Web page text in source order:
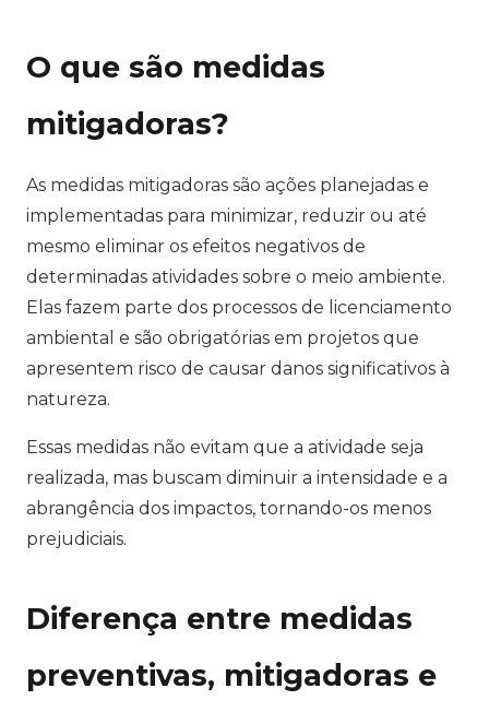
O que são medidas
mitigadoras?
As medidas mitigadoras são ações planejadas e
implementadas para minimizar, reduzir ou até
mesmo eliminar os efeitos negativos de
determinadas atividades sobre o meio ambiente.
Elas fazem parte dos processos de licenciamento
ambiental e são obrigatórias em projetos que
apresentem risco de causar danos significativos à
natureza.
Essas medidas não evitam que a atividade seja
realizada, mas buscam diminuir a intensidade e a
abrangência dos impactos, tornando-os menos
prejudiciais.
Diferença entre medidas
preventivas, mitigadoras e